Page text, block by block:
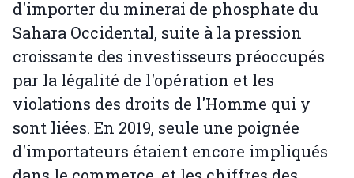
d'importer du minerai de phosphate du
Sahara Occidental, suite à la pression
croissante des investisseurs préoccupés
par la légalité de l'opération et les
violations des droits de l'Homme qui y
sont liées. En 2019, seule une poignée
d'importateurs étaient encore impliqués